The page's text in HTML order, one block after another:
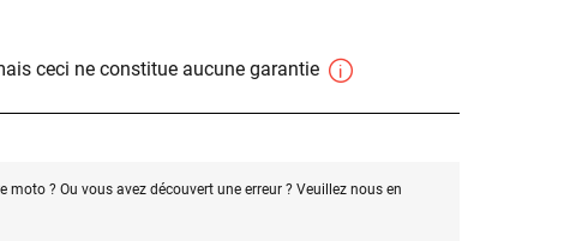
ceci ne constitue aucune garantie
moto ? Ou vous avez découvert une erreur ? Veuillez nous en